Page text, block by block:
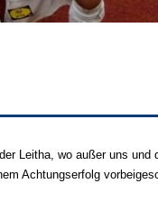
Leitha, wo außer uns und
Achtungserfolg